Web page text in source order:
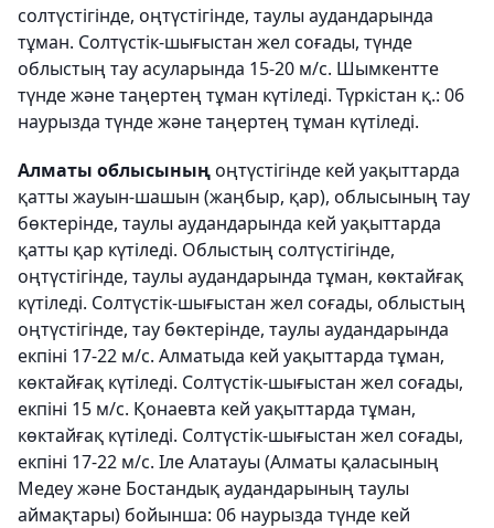
солтүстігінде, оңтүстігінде, таулы аудандарында
тұман. Солтүстік-шығыстан жел соғады, түнде
облыстың тау асуларында 15-20 м/с. Шымкентте
түнде және таңертең тұман күтіледі. Түркістан қ.: 06
наурызда түнде және таңертең тұман күтіледі.
Алматы облысыныңоңтүстігінде кей уақыттарда
қатты жауын-шашын (жаңбыр, қар), облысының тау
бөктерінде, таулы аудандарында кей уақыттарда
қатты қар күтіледі. Облыстың солтүстігінде,
оңтүстігінде, таулы аудандарында тұман, көктайғақ
күтіледі. Солтүстік-шығыстан жел соғады, облыстың
оңтүстігінде, тау бөктерінде, таулы аудандарында
екпіні 17-22 м/с. Алматыда кей уақыттарда тұман,
көктайғақ күтіледі. Солтүстік-шығыстан жел соғады,
екпіні 15 м/с. Қонаевта кей уақыттарда тұман,
көктайғақ күтіледі. Солтүстік-шығыстан жел соғады,
екпіні 17-22 м/с. Іле Алатауы (Алматы қаласының
Медеу және Бостандық аудандарының таулы
аймақтары) бойынша: 06 наурызда түнде кей